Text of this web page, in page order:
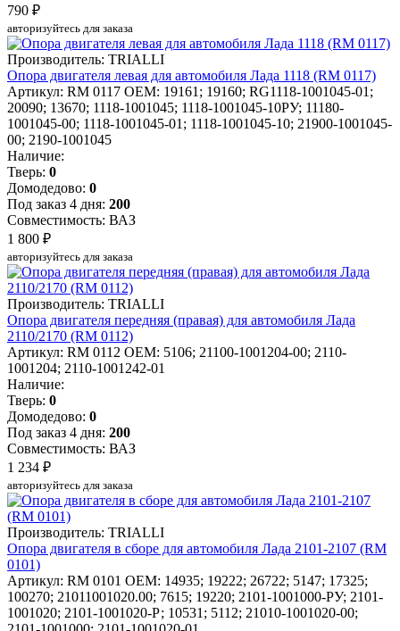
790 ₽
авторизуйтесь для заказа
Производитель: TRIALLI
Опора двигателя левая для автомобиля Лада 1118 (RM 0117)
Артикул: RM 0117 OEM: 19161; 19160; RG1118-1001045-01;
20090; 13670; 1118-1001045; 1118-1001045-10РУ; 11180-
1001045-00; 1118-1001045-01; 1118-1001045-10; 21900-1001045-
00; 2190-1001045
Наличие:
Тверь: 0
Домодедово: 0
Под заказ 4 дня: 200
Совместимость: ВАЗ
1 800 ₽
авторизуйтесь для заказа
Производитель: TRIALLI
Опора двигателя передняя (правая) для автомобиля Лада
2110/2170 (RM 0112)
Артикул: RM 0112 OEM: 5106; 21100-1001204-00; 2110-
1001204; 2110-1001242-01
Наличие:
Тверь: 0
Домодедово: 0
Под заказ 4 дня: 200
Совместимость: ВАЗ
1 234 ₽
авторизуйтесь для заказа
Производитель: TRIALLI
Опора двигателя в сборе для автомобиля Лада 2101-2107 (RM
0101)
Артикул: RM 0101 OEM: 14935; 19222; 26722; 5147; 17325;
100270; 21011001020.00; 7615; 19220; 2101-1001000-РУ; 2101-
1001020; 2101-1001020-Р; 10531; 5112; 21010-1001020-00;